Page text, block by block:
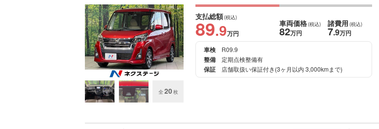
全 20枚
支払総額(税込)
89.9万円
車両価格(税込)
82万円
諸費用 (税込)
7.9万円
車検
R09.9
整備 定期点検整備有
保証 店舗取扱い保証付き(3ヶ月以内 3,000kmまで)